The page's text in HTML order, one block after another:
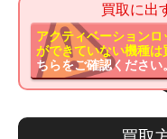
買取に出
アクティベーション
ができていない機種
ちらをご確認ください